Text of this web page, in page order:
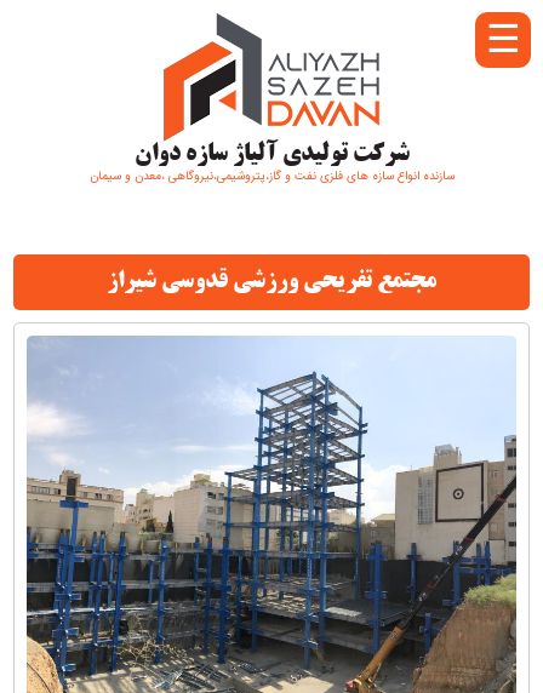
شرکت تولیدی آلیاژ سازه دوان
سازنده انواع سازه های فلزی نفت و گاز،پتروشیمی،نیروگاهی ،معدن و سیمان
☰
مجتمع تفریحی ورزشی قدوسی شیراز